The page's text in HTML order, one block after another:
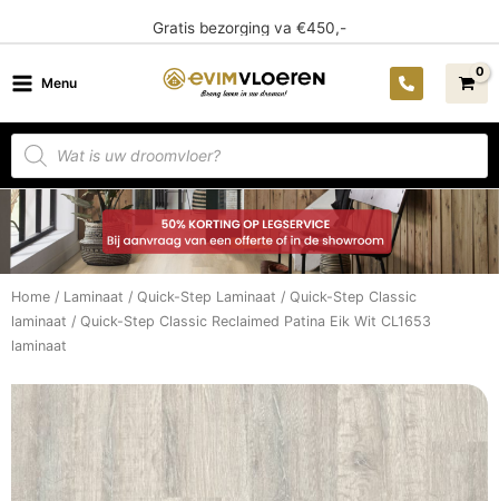
inhoud
14 dagen bedenktijd
Menu
Producten
zoeken
Home / Laminaat / Quick-Step Laminaat / Quick-Step Classic
laminaat / Quick-Step Classic Reclaimed Patina Eik Wit CL1653
laminaat